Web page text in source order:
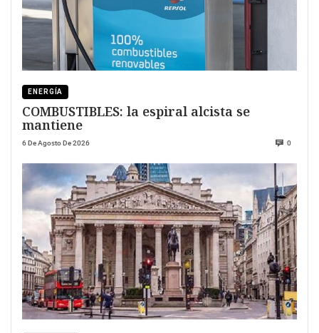
ENERGÍA
COMBUSTIBLES: la espiral alcista se
mantiene
6 De Agosto De 2026 0